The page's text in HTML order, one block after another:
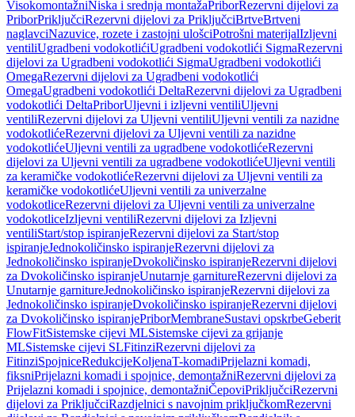
VisokomontažniNiska i srednja montažaPriborRezervni dijelovi za
PriborPriključciRezervni dijelovi za PriključciBrtveBrtveni
naglavciNazuvice, rozete i zastojni ulošciPotrošni materijalIzljevni
ventiliUgradbeni vodokotlićiUgradbeni vodokotlići SigmaRezervni
dijelovi za Ugradbeni vodokotlići SigmaUgradbeni vodokotlići
OmegaRezervni dijelovi za Ugradbeni vodokotlići
OmegaUgradbeni vodokotlići DeltaRezervni dijelovi za Ugradbeni
vodokotlići DeltaPriborUljevni i izljevni ventiliUljevni
ventiliRezervni dijelovi za Uljevni ventiliUljevni ventili za nazidne
vodokotlićeRezervni dijelovi za Uljevni ventili za nazidne
vodokotlićeUljevni ventili za ugradbene vodokotlićeRezervni
dijelovi za Uljevni ventili za ugradbene vodokotlićeUljevni ventili
za keramičke vodokotlićeRezervni dijelovi za Uljevni ventili za
keramičke vodokotlićeUljevni ventili za univerzalne
vodokotliceRezervni dijelovi za Uljevni ventili za univerzalne
vodokotliceIzljevni ventiliRezervni dijelovi za Izljevni
ventiliStart/stop ispiranjeRezervni dijelovi za Start/stop
ispiranjeJednokoličinsko ispiranjeRezervni dijelovi za
Jednokoličinsko ispiranjeDvokoličinsko ispiranjeRezervni dijelovi
za Dvokoličinsko ispiranjeUnutarnje garnitureRezervni dijelovi za
Unutarnje garnitureJednokoličinsko ispiranjeRezervni dijelovi za
Jednokoličinsko ispiranjeDvokoličinsko ispiranjeRezervni dijelovi
za Dvokoličinsko ispiranjePriborMembraneSustavi opskrbeGeberit
FlowFitSistemske cijevi MLSistemske cijevi za grijanje
MLSistemske cijevi SLFitinziRezervni dijelovi za
FitinziSpojniceRedukcijeKoljenaT-komadiPrijelazni komadi,
fiksniPrijelazni komadi i spojnice, demontažniRezervni dijelovi za
Prijelazni komadi i spojnice, demontažniČepoviPriključciRezervni
dijelovi za PriključciRazdjelnici s navojnim priključkomRezervni